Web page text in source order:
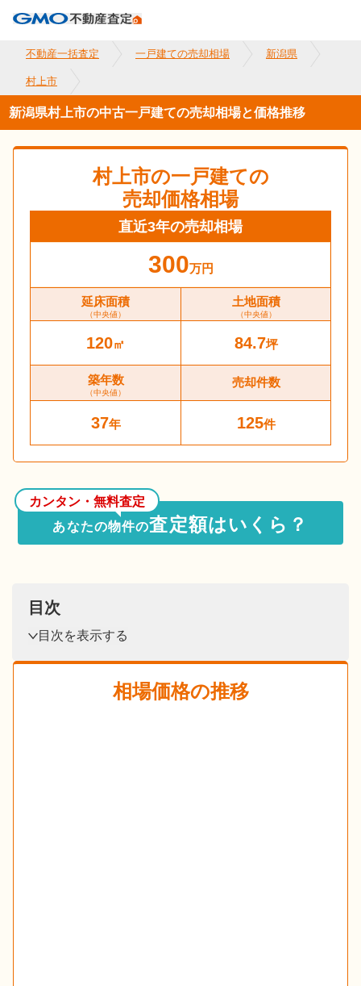
不動産一括査定 一戸建ての売却相場 新潟県
村上市
新潟県村上市の中古一戸建ての売却相場と価格推移
村上市の一戸建ての
売却価格相場
直近3年の売却相場
300万円
延床面積
（中央値）
土地面積
（中央値）
120㎡ 84.7坪
築年数
（中央値）
売却件数
37年 125件
カンタン・無料査定
あなたの物件の査定額はいくら？
目次
目次を表示する
相場価格の推移